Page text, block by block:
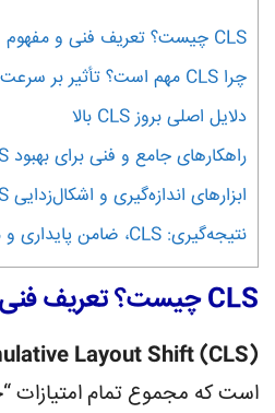
CLS چیست؟ تعریف فنی و مفهوم
چرا CLS مهم است؟ تأثیر بر سرعت سایت و سئو
دلایل اصلی بروز CLS بالا
راهکارهای جامع و فنی برای بهبود CLS
ابزارهای اندازه‌گیری و اشکال‌زدایی CLS
نتیجه‌گیری: CLS، ضامن پایداری و موفقیت در وب
CLS چیست؟ تعریف فنی و مفهوم
Layout Shift (CLS)
است که مجموع تمام امتیازات